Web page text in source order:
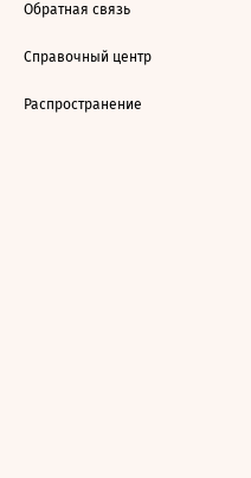
Обратная связь
Справочный центр
Распространение